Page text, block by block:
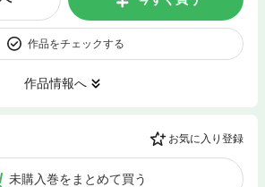
作品をチェックする
作品情報へ
お気に入り登録
未購入巻をまとめて買う